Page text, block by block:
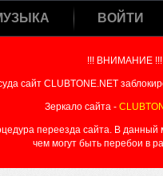
ВОЙТИ
!!! ВНИМАНИЕ !!!
сайт CLUBTONE.NET
Зеркало сайта -
переезда сайта. В данный
чем могут быть перебои в